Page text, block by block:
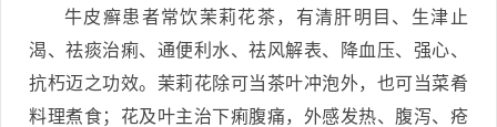
牛皮癣患者常饮茉莉花茶，有清肝明目、生津止
渴、祛痰治痢、通便利水、祛风解表、降血压、强心、
抗朽迈之功效。茉莉花除可当茶叶冲泡外，也可当菜肴
料理煮食；花及叶主治下痢腹痛，外感发热、腹泻、疮